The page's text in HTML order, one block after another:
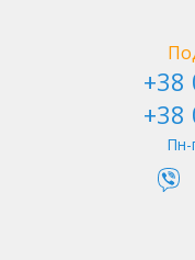
+38
+38
Пн-